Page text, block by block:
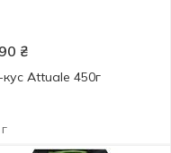
₴
Attuale 450г